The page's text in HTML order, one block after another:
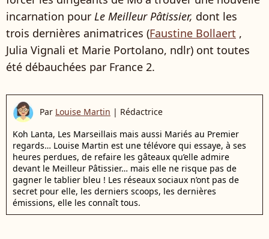
incarnation pour Le Meilleur Pâtissier, dont les
trois dernières animatrices (Faustine Bollaert ,
Julia Vignali et Marie Portolano, ndlr) ont toutes
été débauchées par France 2.
Par Louise Martin | Rédactrice
Koh Lanta, Les Marseillais mais aussi Mariés au Premier
regards… Louise Martin est une télévore qui essaye, à ses
heures perdues, de refaire les gâteaux qu’elle admire
devant le Meilleur Pâtissier… mais elle ne risque pas de
gagner le tablier bleu ! Les réseaux sociaux n’ont pas de
secret pour elle, les derniers scoops, les dernières
émissions, elle les connaît tous.